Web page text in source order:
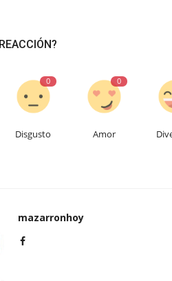
0
Disgusto
0
Amor
mazarronhoy